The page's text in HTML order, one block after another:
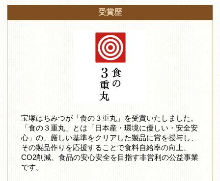
受賞歴
宝塚はちみつが「食の３重丸」を受賞いたしました。
「食の３重丸」とは「日本産・環境に優しい・安全安
心」の、厳しい基準をクリアした製品に賞を授与し、
その製品作りを応援することで食料自給率の向上、
CO2削減、食品の安心安全を目指す非営利の公益事業
です。